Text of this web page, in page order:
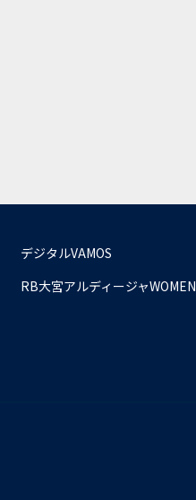
デジタルVAMOS
RB大宮アルディージャWOMEN